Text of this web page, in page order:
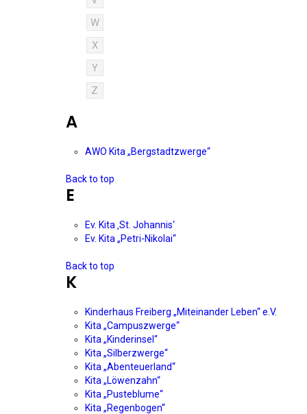
W
X
Y
Z
A
AWO Kita „Bergstadtzwerge“
Back to top
E
Ev. Kita ‚St. Johannis‘
Ev. Kita „Petri-Nikolai“
Back to top
K
Kinderhaus Freiberg „Miteinander Leben“ e.V.
Kita „Campuszwerge“
Kita „Kinderinsel“
Kita „Silberzwerge“
Kita „Abenteuerland“
Kita „Löwenzahn“
Kita „Pusteblume“
Kita „Regenbogen“